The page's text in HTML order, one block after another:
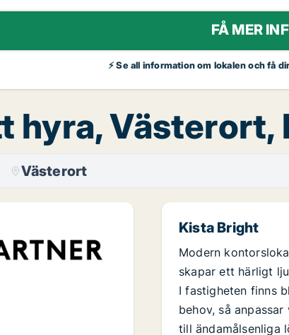
FÅ MER
⚡ Se all information om lokalen och få
hyra, Västerort,
Västerort
Kista Bright
Modern
skapar ett härligt
I fastigheten finns
behov, så
till ändamålsenliga